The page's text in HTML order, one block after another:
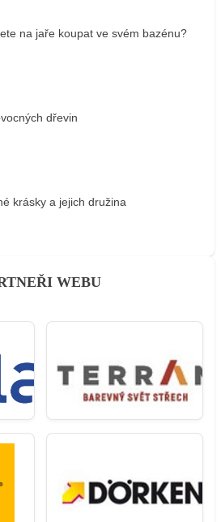
na jaře koupat ve svém bazénu?
dřevin
krásky a jejich družina
WEBU